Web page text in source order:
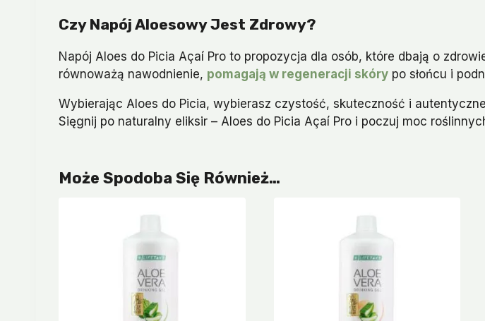
Czy Napój Aloesowy Jest Zdrowy?
Napój Aloes do Picia Açaí Pro to propozycja dla osób, które dbają o
równoważą nawodnienie, pomagają w regeneracji skóry po słońcu i
Wybierając Aloes do Picia, wybierasz czystość, skuteczność i
Sięgnij po naturalny eliksir – Aloes do Picia Açaí Pro i poczuj moc
Może Spodoba Się Również…